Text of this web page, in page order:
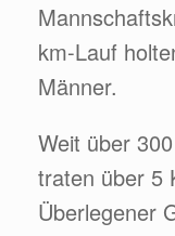
km-Lauf
Männer.
Weit über
traten über 5
Überlegener